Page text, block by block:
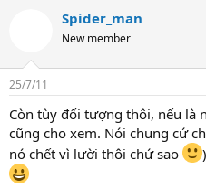
Spider_man
New member
25/7/11
Còn tùy đối tượng thôi, nếu là
cũng cho xem. Nói chung cứ
nó chết vì lười thôi chứ sao